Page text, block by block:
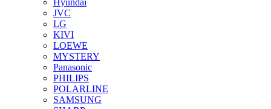
Hyundai
JVC
LG
KIVI
LOEWE
MYSTERY
Panasonic
PHILIPS
POLARLINE
SAMSUNG